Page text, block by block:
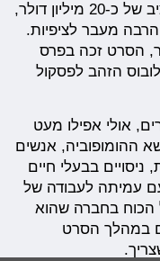
ועריכה מעולה. מדובר בסרט עם תקציב של כ-20 מיליון דולר,
מעבר לציפיות.
הסרט זכה בפרס
הזהב לפסקול
אולי אפילו מעט
ההומופוביה, אנשים
בבעלי חיים
עם עמיתה לעבודה של
הכוח בחברה שהוא
במהלך הסרט